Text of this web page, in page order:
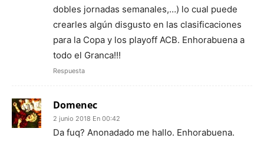
dobles jornadas semanales,…) lo cual puede
crearles algún disgusto en las clasificaciones
para la Copa y los playoff ACB. Enhorabuena a
todo el Granca!!!
Respuesta
Domenec
2 junio 2018 En 00:42
Da fuq? Anonadado me hallo. Enhorabuena.